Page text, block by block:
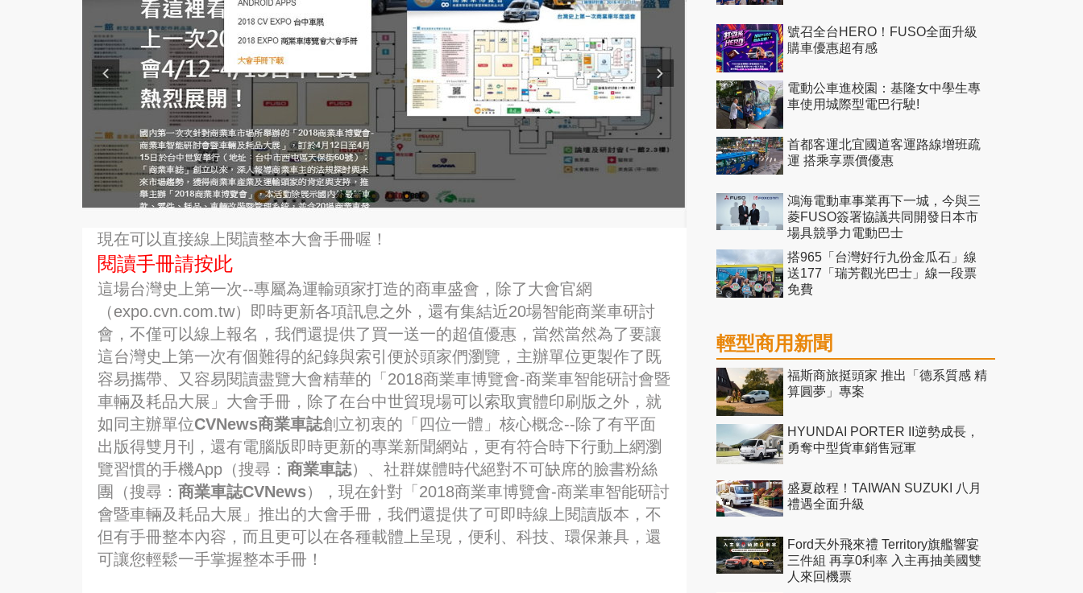
現在可以直接線上閱讀整本大會手冊喔！
閱讀手冊請按此
這場台灣史上第一次--專屬為運輸頭家打造的商車盛會，除了大會官網
（expo.cvn.com.tw）即時更新各項訊息之外，還有集結近20場智能商業車研討
會，不僅可以線上報名，我們還提供了買一送一的超值優惠，當然當然為了要讓
這台灣史上第一次有個難得的紀錄與索引便於頭家們瀏覽，主辦單位更製作了既
容易攜帶、又容易閱讀盡覽大會精華的「2018商業車博覽會-商業車智能研討會暨
車輛及耗品大展」大會手冊，除了在台中世貿現場可以索取實體印刷版之外，就
如同主辦單位CVNews商業車誌創立初衷的「四位一體」核心概念--除了有平面
出版得雙月刊，還有電腦版即時更新的專業新聞網站，更有符合時下行動上網瀏
覽習慣的手機App（搜尋： 商業車誌）、社群媒體時代絕對不可缺席的臉書粉絲
團（搜尋： 商業車誌CVNews），現在針對「2018商業車博覽會-商業車智能研討
會暨車輛及耗品大展」推出的大會手冊，我們還提供了可即時線上閱讀版本，不
但有手冊整本內容，而且更可以在各種載體上呈現，便利、科技、環保兼具，還
可讓您輕鬆一手掌握整本手冊！
號召全台HERO！FUSO全面升級
購車優惠超有感
電動公車進校園：基隆女中學生專
車使用城際型電巴行駛!
首都客運北宜國道客運路線增班疏
運 搭乘享票價優惠
鴻海電動車事業再下一城，今與三
菱FUSO簽署協議共同開發日本市
場具競爭力電動巴士
搭965「台灣好行九份金瓜石」線
送177「瑞芳觀光巴士」線一段票
免費
輕型商用新聞
福斯商旅挺頭家 推出「德系質感 精
算圓夢」專案
HYUNDAI PORTER II逆勢成長，
勇奪中型貨車銷售冠軍
盛夏啟程！TAIWAN SUZUKI 八月
禮遇全面升級
Ford天外飛來禮 Territory旗艦響宴
三件組 再享0利率 入主再抽美國雙
人來回機票